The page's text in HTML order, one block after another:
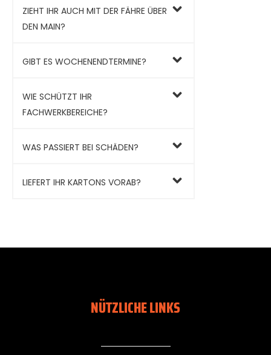
ZIEHT IHR AUCH MIT DER FÄHRE ÜBER
DEN MAIN?
GIBT ES WOCHENENDTERMINE?
WIE SCHÜTZT IHR
FACHWERKBEREICHE?
WAS PASSIERT BEI SCHÄDEN?
LIEFERT IHR KARTONS VORAB?
NÜTZLICHE LINKS